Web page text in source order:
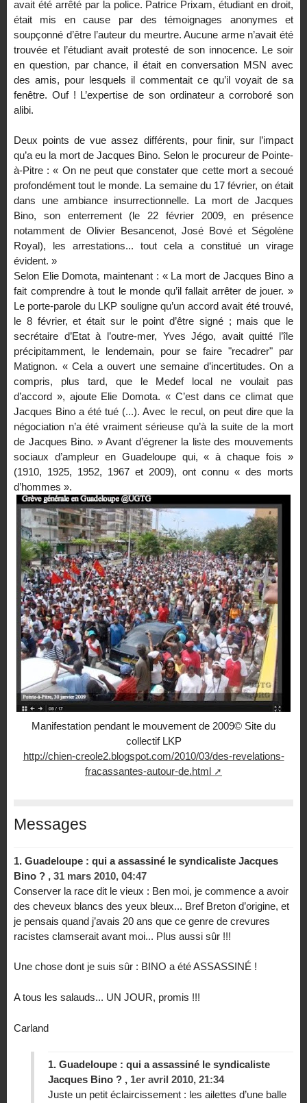
avait été arrêté par la police. Patrice Prixam, étudiant en droit,
était mis en cause par des témoignages anonymes et
soupçonné d’être l’auteur du meurtre. Aucune arme n’avait été
trouvée et l’étudiant avait protesté de son innocence. Le soir
en question, par chance, il était en conversation MSN avec
des amis, pour lesquels il commentait ce qu’il voyait de sa
fenêtre. Ouf ! L’expertise de son ordinateur a corroboré son
alibi.
Deux points de vue assez différents, pour finir, sur l’impact
qu’a eu la mort de Jacques Bino. Selon le procureur de Pointe-
à-Pitre : « On ne peut que constater que cette mort a secoué
profondément tout le monde. La semaine du 17 février, on était
dans une ambiance insurrectionnelle. La mort de Jacques
Bino, son enterrement (le 22 février 2009, en présence
notamment de Olivier Besancenot, José Bové et Ségolène
Royal), les arrestations... tout cela a constitué un virage
évident. »
Selon Elie Domota, maintenant : « La mort de Jacques Bino a
fait comprendre à tout le monde qu’il fallait arrêter de jouer. »
Le porte-parole du LKP souligne qu’un accord avait été trouvé,
le 8 février, et était sur le point d’être signé ; mais que le
secrétaire d’Etat à l’outre-mer, Yves Jégo, avait quitté l’île
précipitamment, le lendemain, pour se faire "recadrer" par
Matignon. « Cela a ouvert une semaine d’incertitudes. On a
compris, plus tard, que le Medef local ne voulait pas
d’accord », ajoute Elie Domota. « C’est dans ce climat que
Jacques Bino a été tué (...). Avec le recul, on peut dire que la
négociation n’a été vraiment sérieuse qu’à la suite de la mort
de Jacques Bino. » Avant d’égrener la liste des mouvements
sociaux d’ampleur en Guadeloupe qui, « à chaque fois »
(1910, 1925, 1952, 1967 et 2009), ont connu « des morts
d’hommes ».
Manifestation pendant le mouvement de 2009© Site du
collectif LKP
http://chien-creole2.blogspot.com/2010/03/des-revelations-
fracassantes-autour-de.html
Messages
1. Guadeloupe : qui a assassiné le syndicaliste Jacques
Bino ? , 31 mars 2010, 04:47
Conserver la race dit le vieux : Ben moi, je commence a avoir
des cheveux blancs des yeux bleux... Bref Breton d’origine, et
je pensais quand j’avais 20 ans que ce genre de crevures
racistes clamserait avant moi... Plus aussi sûr !!!
Une chose dont je suis sûr : BINO a été ASSASSINÉ !
A tous les salauds... UN JOUR, promis !!!
Carland
1. Guadeloupe : qui a assassiné le syndicaliste
Jacques Bino ? , 1er avril 2010, 21:34
Juste un petit éclaircissement : les ailettes d’une balle